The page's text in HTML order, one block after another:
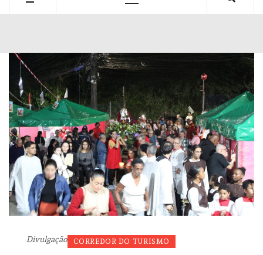
Divulgação CORREDOR DO TURISMO